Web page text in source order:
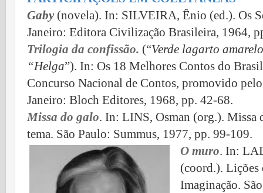
Gaby (novela). In: SILVEIRA, Ênio (ed.). Os
Janeiro: Editora Civilização Brasileira, 1964,
Trilogia da confissão. (“Verde lagarto
“Helga”). In: Os 18 Melhores Contos do
Concurso Nacional de Contos, promovido
Janeiro: Bloch Editores, 1968, pp. 42-68.
Missa do galo. In: LINS, Osman (org.). Missa
tema. São Paulo: Summus, 1977, pp. 99-109.
O muro. In:
(coord.). Lições
Imaginação.